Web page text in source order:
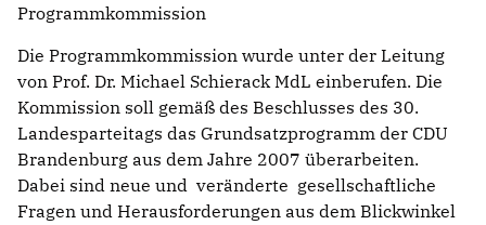
Programmkommission
Die Programmkommission wurde unter der Leitung
von Prof. Dr. Michael Schierack MdL einberufen. Die
Kommission soll gemäß des Beschlusses des 30.
Landesparteitags das Grundsatzprogramm der CDU
Brandenburg aus dem Jahre 2007 überarbeiten.
Dabei sind neue und veränderte gesellschaftliche
Fragen und Herausforderungen aus dem Blickwinkel